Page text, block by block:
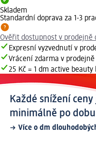
Skladem
Standardní doprava za 1-3
Ověřit dostupnost v prodejně
Expresní vyzvednutí v
Vrácení zdarma v prodejně
25 Kč = 1 dm active beauty
Každé snížení
minimálně po
Více o dm